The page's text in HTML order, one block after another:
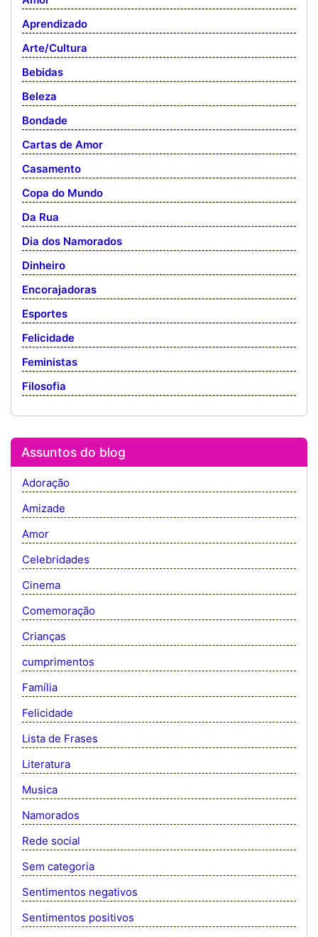
Aprendizado
Arte/Cultura
Bebidas
Beleza
Bondade
Cartas de Amor
Casamento
Copa do Mundo
Da Rua
Dia dos Namorados
Dinheiro
Encorajadoras
Esportes
Felicidade
Feministas
Filosofia
Assuntos do blog
Adoração
Amizade
Amor
Celebridades
Cinema
Comemoração
Crianças
cumprimentos
Família
Felicidade
Lista de Frases
Literatura
Musica
Namorados
Rede social
Sem categoria
Sentimentos negativos
Sentimentos positivos